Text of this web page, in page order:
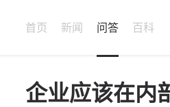
首页 新闻 问答 百科
企业应该在内